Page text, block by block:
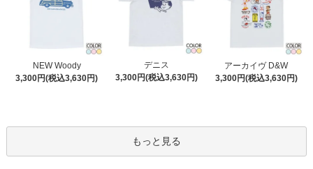
NEW Woody
3,300円(税込3,630円)
デニス
3,300円(税込3,630円)
アーカイヴ D&W
3,300円(税込3,630円)
もっと見る